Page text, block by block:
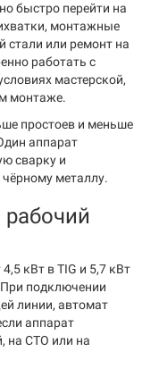
быстро перейти на
монтажные
стали или ремонт на
работать с
мастерской,
монтаже.
простоев и меньше
аппарат
сварку и
металлу.
кВт в TIG и 5,7 кВт
подключении
линии, автомат
аппарат
на СТО или на